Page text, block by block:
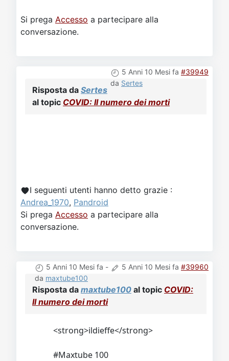
Si prega Accesso a partecipare alla
conversazione.
5 Anni 10 Mesi fa #39949
da Sertes
Risposta da Sertes
al topic COVID: Il numero dei morti
I seguenti utenti hanno detto grazie :
Andrea_1970, Pandroid
Si prega Accesso a partecipare alla
conversazione.
5 Anni 10 Mesi fa - 5 Anni 10 Mesi fa #39960
da maxtube100
Risposta da maxtube100 al topic COVID:
Il numero dei morti
<strong>ildieffe</strong>
#Maxtube 100